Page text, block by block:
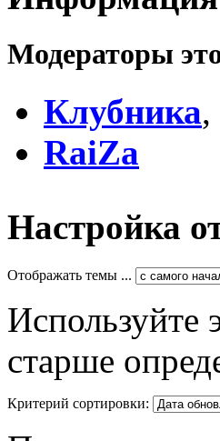
Модераторы
Клубника,
RaiZa
Настройка
Отображать темы ...
Используйте
старше
Критерий сортировки: